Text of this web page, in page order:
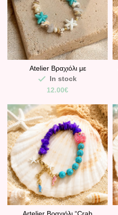
Atelier Βραχιόλι με
Ημιπολύτιμες Χάντρες και
Καλοκαιρινά Στοιχεία
In stock
12.00€